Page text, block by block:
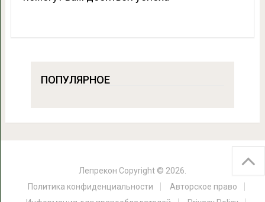
ПОПУЛЯРНОЕ
Лепрекон Copyright © 2026.
Политика конфиденциальности
Авторское право